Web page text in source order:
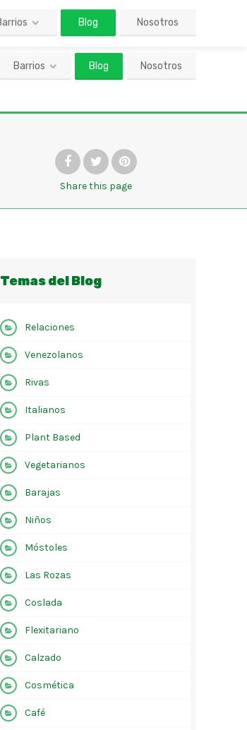
Barrios Blog Nosotros
Share this page
Temas del Blog
Relaciones
Venezolanos
Rivas
Italianos
Plant Based
Vegetarianos
Barajas
Niños
Móstoles
Las Rozas
Coslada
Flexitariano
Calzado
Cosmética
Café